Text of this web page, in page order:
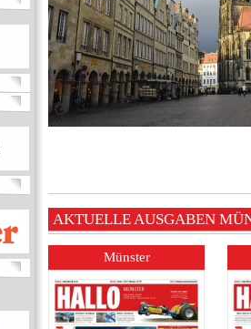
AKTUELLE AUSGABEN
Münster